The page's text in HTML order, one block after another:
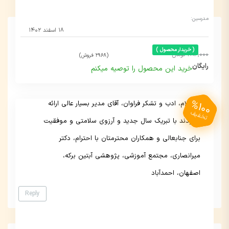
مدرسین:
284,000 تومان
رایگان
(2968 فروش)
%100
تخفیف
( خریدار محصول )
۱۸ اسفند ۱۴۰۲
Reply
خرید این محصول را توصیه میکنم
با سلام، ادب و تشکر فراوان، آقای مدیر بسیار عالی ارائه
فرنودند با تبریک سال جدید و آرزوی سلامتی و موفقیت
برای جنابعالی و همکاران محترمتان با احترام، دکتر
میرانصاری، مجتمع آموزشی، پژوهشی آبتین برکه،
اصفهان، احمدآباد